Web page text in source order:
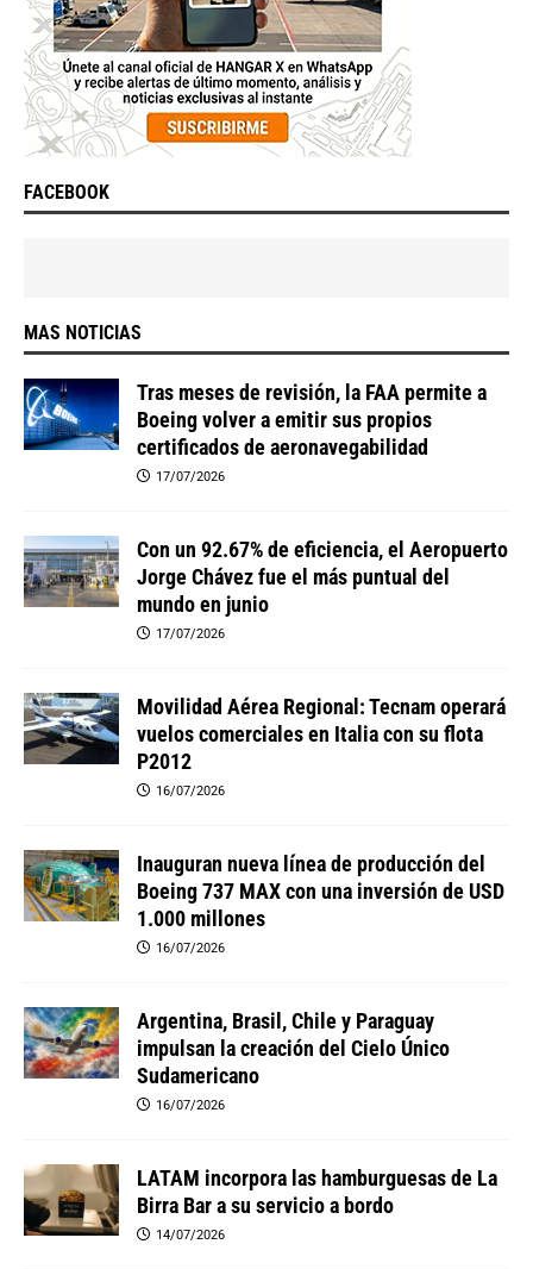
FACEBOOK
MAS NOTICIAS
Tras meses de revisión, la FAA permite a
Boeing volver a emitir sus propios
certificados de aeronavegabilidad
17/07/2026
Con un 92.67% de eficiencia, el Aeropuerto
Jorge Chávez fue el más puntual del
mundo en junio
17/07/2026
Movilidad Aérea Regional: Tecnam operará
vuelos comerciales en Italia con su flota
P2012
16/07/2026
Inauguran nueva línea de producción del
Boeing 737 MAX con una inversión de USD
1.000 millones
16/07/2026
Argentina, Brasil, Chile y Paraguay
impulsan la creación del Cielo Único
Sudamericano
16/07/2026
LATAM incorpora las hamburguesas de La
Birra Bar a su servicio a bordo
14/07/2026